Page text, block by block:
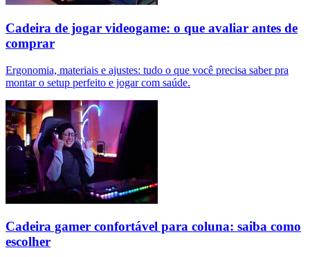
Cadeira de jogar videogame: o que avaliar antes de
comprar
Ergonomia, materiais e ajustes: tudo o que você precisa saber pra
montar o setup perfeito e jogar com saúde.
Cadeira gamer confortável para coluna: saiba como
escolher